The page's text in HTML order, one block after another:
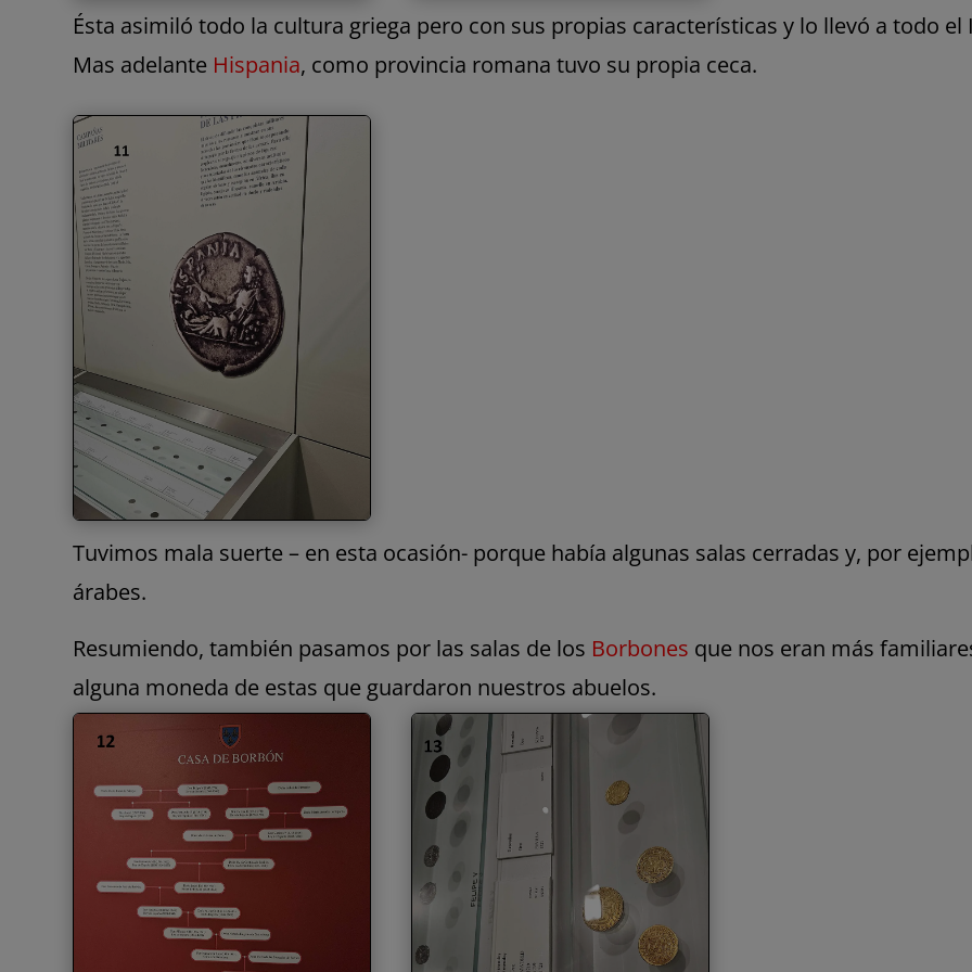
Ésta asimiló todo la cultura griega pero con sus propias características y lo llevó a todo el
Mas adelante Hispania, como provincia romana tuvo su propia ceca.
Tuvimos mala suerte – en esta ocasión- porque había algunas salas cerradas y, por
árabes.
Resumiendo, también pasamos por las salas de los Borbones que nos eran más
alguna moneda de estas que guardaron nuestros abuelos.